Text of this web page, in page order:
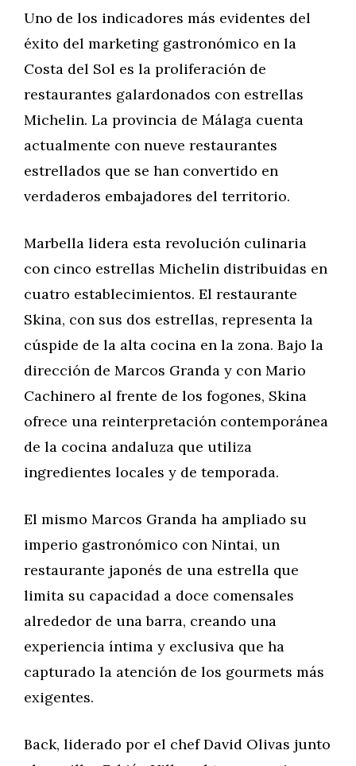
Uno de los indicadores más evidentes del
éxito del marketing gastronómico en la
Costa del Sol es la proliferación de
restaurantes galardonados con estrellas
Michelin. La provincia de Málaga cuenta
actualmente con nueve restaurantes
estrellados que se han convertido en
verdaderos embajadores del territorio.
Marbella lidera esta revolución culinaria
con cinco estrellas Michelin distribuidas en
cuatro establecimientos. El restaurante
Skina, con sus dos estrellas, representa la
cúspide de la alta cocina en la zona. Bajo la
dirección de Marcos Granda y con Mario
Cachinero al frente de los fogones, Skina
ofrece una reinterpretación contemporánea
de la cocina andaluza que utiliza
ingredientes locales y de temporada.
El mismo Marcos Granda ha ampliado su
imperio gastronómico con Nintai, un
restaurante japonés de una estrella que
limita su capacidad a doce comensales
alrededor de una barra, creando una
experiencia íntima y exclusiva que ha
capturado la atención de los gourmets más
exigentes.
Back, liderado por el chef David Olivas junto